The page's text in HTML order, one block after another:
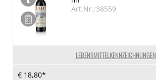
LEBENSMITTELKENNZEICHNUNGEN
Art.Nr.:38559
€ 18,80*